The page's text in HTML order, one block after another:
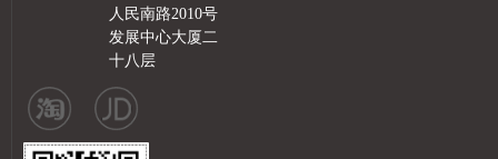
人民南路2010号
发展中心大厦二
十八层